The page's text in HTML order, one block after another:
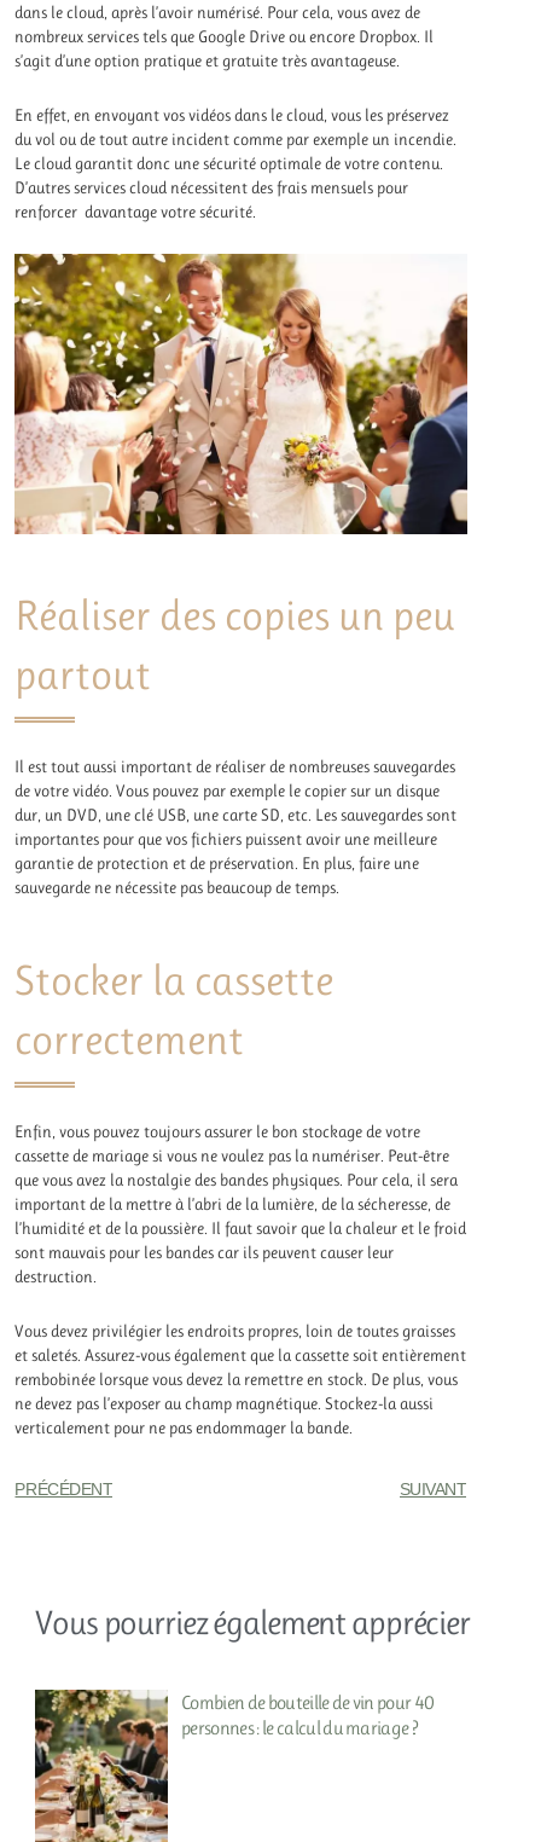
dans le cloud, après l’avoir numérisé. Pour cela, vous avez de
nombreux services tels que Google Drive ou encore Dropbox. Il
s’agit d’une option pratique et gratuite très avantageuse.
En effet, en envoyant vos vidéos dans le cloud, vous les préservez
du vol ou de tout autre incident comme par exemple un incendie.
Le cloud garantit donc une sécurité optimale de votre contenu.
D’autres services cloud nécessitent des frais mensuels pour
renforcer davantage votre sécurité.
Réaliser des copies un peu
partout
Il est tout aussi important de réaliser de nombreuses sauvegardes
de votre vidéo. Vous pouvez par exemple le copier sur un disque
dur, un DVD, une clé USB, une carte SD, etc. Les sauvegardes sont
importantes pour que vos fichiers puissent avoir une meilleure
garantie de protection et de préservation. En plus, faire une
sauvegarde ne nécessite pas beaucoup de temps.
Stocker la cassette
correctement
Enfin, vous pouvez toujours assurer le bon stockage de votre
cassette de mariage si vous ne voulez pas la numériser. Peut-être
que vous avez la nostalgie des bandes physiques. Pour cela, il sera
important de la mettre à l’abri de la lumière, de la sécheresse, de
l’humidité et de la poussière. Il faut savoir que la chaleur et le froid
sont mauvais pour les bandes car ils peuvent causer leur
destruction.
Vous devez privilégier les endroits propres, loin de toutes graisses
et saletés. Assurez-vous également que la cassette soit entièrement
rembobinée lorsque vous devez la remettre en stock. De plus, vous
ne devez pas l’exposer au champ magnétique. Stockez-la aussi
verticalement pour ne pas endommager la bande.
PRÉCÉDENT SUIVANT
Vous pourriez également apprécier
Combien de bouteille de vin pour 40
personnes : le calcul du mariage ?